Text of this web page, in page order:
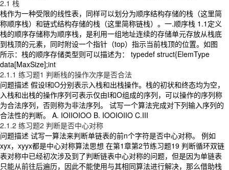
2.1 栈
栈作为一种受限的线性表，同样可以划分为顺序结构存储的栈（这里简
称顺序栈）和链式结构存储的栈（这里简称链栈）。一.顺序栈 1.1定义
栈的顺序存储称为顺序栈，是利用一组地址连续的存储单元存放从栈底
到栈顶的元素，同时附设一个指针（top）指示当前栈顶的位置。如图
所示：栈的顺序存储类型则可以描述为： typedef struct{ElemType
data[MaxSize];int
2.1.1 练习题1 判断栈的操作次序是否合法
问题描述 假设I和O分别表示入栈和出栈操作。栈的初状和终态均为空，
入栈和出栈的操作序列可表示仅由I和O组成的序列，可以操作的序列称
为合法序列，否则称为非法序列。 试写一个算法完成对下列输入序列的
合法性的判断。 A. IOIIOIOO B. IOOIOIIO C.III
2.1.2 练习题2 判断是否中心对称
问题描述 试写一算法来判断单链表的前n个字符是否中心对称。 例如
xyx，xyyx都是中心对称算法思想 在第1章第2节练习题19 判断循环双链
表对称中已经初次涉及到了判断链表中心对称的问题，但是因为单链表
只能从前往后遍历，因此不能使用与其相同算法进行解决，那么借助栈